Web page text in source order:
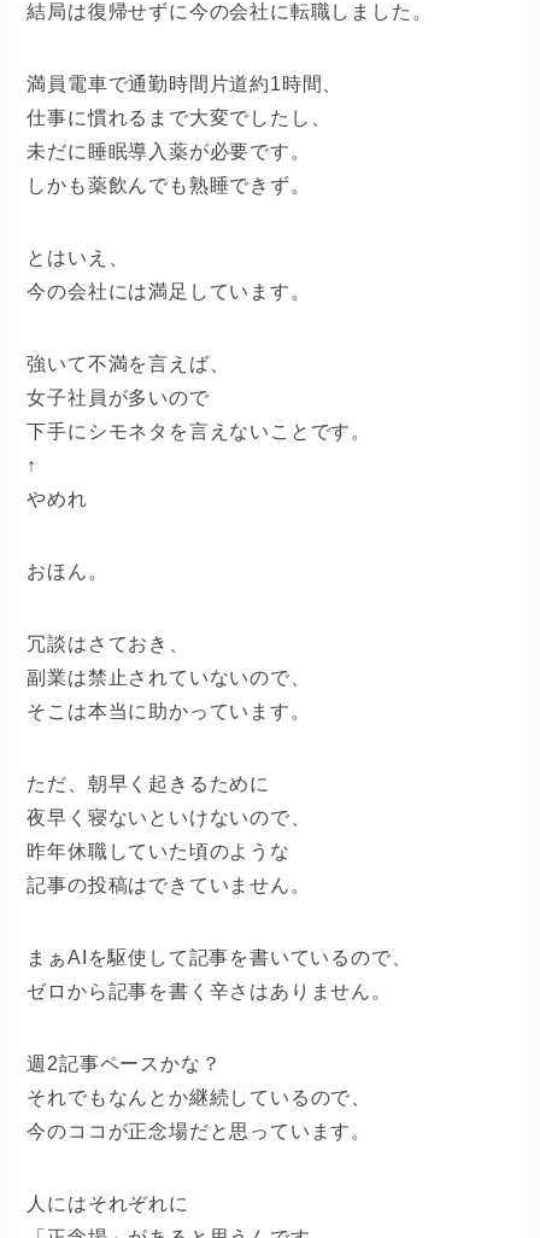
結局は復帰せずに今の会社に転職しました。
満員電車で通勤時間片道約1時間、
仕事に慣れるまで大変でしたし、
未だに睡眠導入薬が必要です。
しかも薬飲んでも熟睡できず。
とはいえ、
今の会社には満足しています。
強いて不満を言えば、
女子社員が多いので
下手にシモネタを言えないことです。
↑
やめれ
おほん。
冗談はさておき、
副業は禁止されていないので、
そこは本当に助かっています。
ただ、朝早く起きるために
夜早く寝ないといけないので、
昨年休職していた頃のような
記事の投稿はできていません。
まぁAIを駆使して記事を書いているので、
ゼロから記事を書く辛さはありません。
週2記事ペースかな？
それでもなんとか継続しているので、
今のココが正念場だと思っています。
人にはそれぞれに